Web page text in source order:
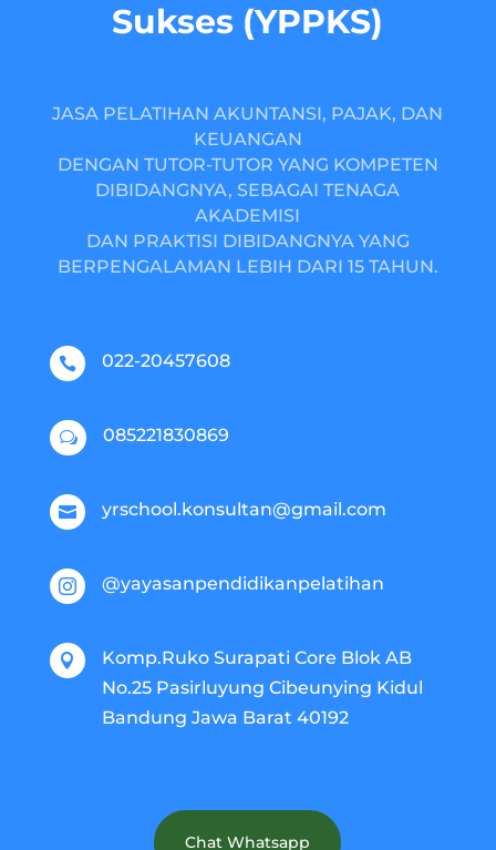
Sukses (YPPKS)
JASA PELATIHAN AKUNTANSI, PAJAK, DAN
KEUANGAN
DENGAN TUTOR-TUTOR YANG KOMPETEN
DIBIDANGNYA, SEBAGAI TENAGA
AKADEMISI
DAN PRAKTISI DIBIDANGNYA YANG
BERPENGALAMAN LEBIH DARI 15 TAHUN.
 022-20457608
w 085221830869
 yrschool.konsultan@gmail.com
 @yayasanpendidikanpelatihan

Komp.Ruko Surapati Core Blok AB
No.25 Pasirluyung Cibeunying Kidul
Bandung Jawa Barat 40192
Chat Whatsapp